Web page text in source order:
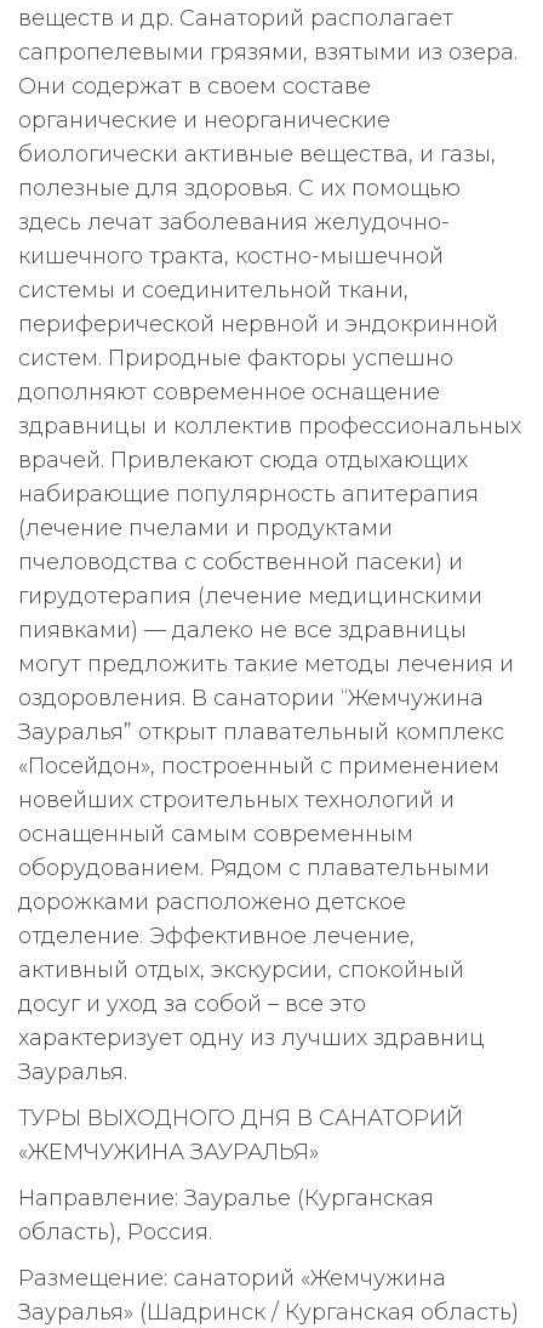
веществ и др. Санаторий располагает
сапропелевыми грязями, взятыми из озера.
Они содержат в своем составе
органические и неорганические
биологически активные вещества, и газы,
полезные для здоровья. С их помощью
здесь лечат заболевания желудочно-
кишечного тракта, костно-мышечной
системы и соединительной ткани,
периферической нервной и эндокринной
систем. Природные факторы успешно
дополняют современное оснащение
здравницы и коллектив профессиональных
врачей. Привлекают сюда отдыхающих
набирающие популярность апитерапия
(лечение пчелами и продуктами
пчеловодства с собственной пасеки) и
гирудотерапия (лечение медицинскими
пиявками) — далеко не все здравницы
могут предложить такие методы лечения и
оздоровления. В санатории “Жемчужина
Зауралья” открыт плавательный комплекс
«Посейдон», построенный с применением
новейших строительных технологий и
оснащенный самым современным
оборудованием. Рядом с плавательными
дорожками расположено детское
отделение. Эффективное лечение,
активный отдых, экскурсии, спокойный
досуг и уход за собой – все это
характеризует одну из лучших здравниц
Зауралья.
ТУРЫ ВЫХОДНОГО ДНЯ В САНАТОРИЙ
«ЖЕМЧУЖИНА ЗАУРАЛЬЯ»
Направление: Зауралье (Курганская
область), Россия.
Размещение: санаторий «Жемчужина
Зауралья» (Шадринск / Курганская область)